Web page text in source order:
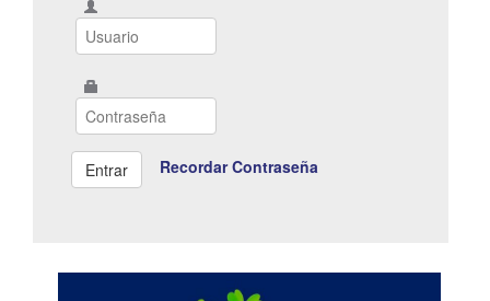
Recordar Contraseña